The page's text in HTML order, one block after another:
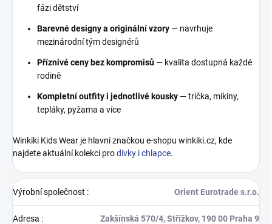
fázi dětství
Barevné designy a originální vzory — navrhuje
mezinárodní tým designérů
Příznivé ceny bez kompromisů — kvalita dostupná každé
rodině
Kompletní outfity i jednotlivé kousky — trička, mikiny,
tepláky, pyžama a více
Winkiki Kids Wear je hlavní značkou e-shopu winkiki.cz, kde
najdete aktuální kolekci prodívky i chlapce.
Výrobní společnost : Orient Eurotrade s.r.o.
Adresa : Zakšínská 570/4, Střížkov, 190 00 Praha 9